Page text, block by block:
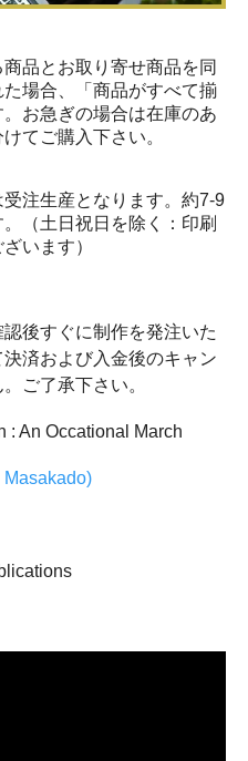
品とお取り寄せ商品を同
場合、「商品がすべて揃
お急ぎの場合は在庫のあ
てご購入下さい。
注生産となります。約7-9
（土日祝日を除く：印刷
います）
後すぐに制作を発注いた
済および入金後のキャン
ご了承下さい。
: An Occational March